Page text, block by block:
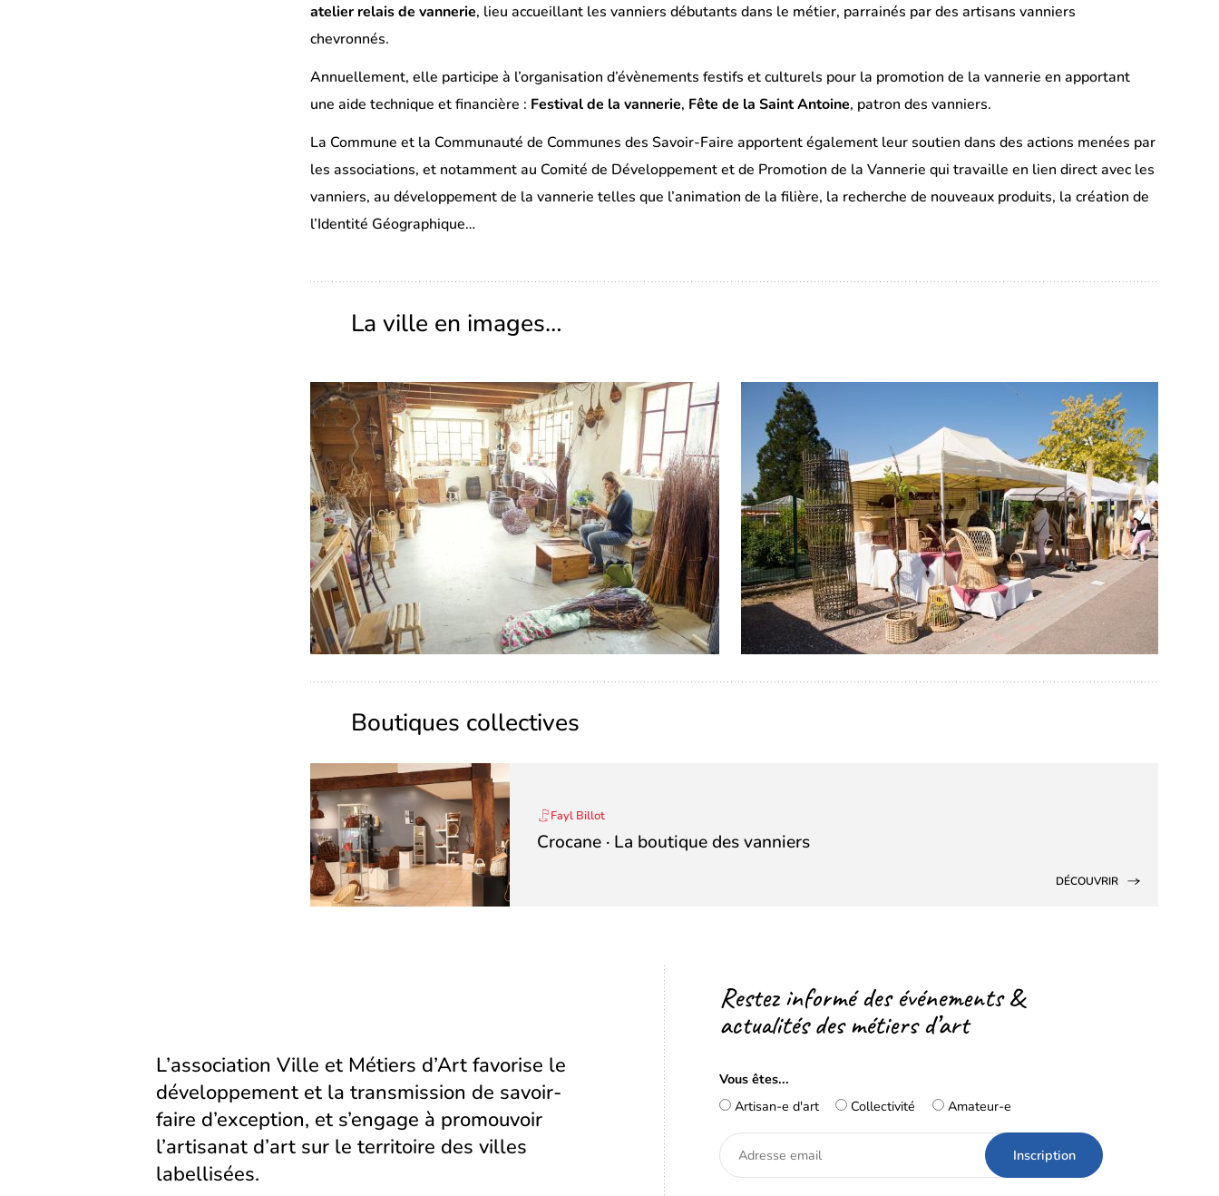
atelier relais de vannerie, lieu accueillant les vanniers débutants dans le métier, parrainés par des artisans vanniers
chevronnés.
Annuellement, elle participe à l’organisation d’évènements festifs et culturels pour la promotion de la vannerie en apportant
une aide technique et financière : Festival de la vannerie, Fête de la Saint Antoine, patron des vanniers.
La Commune et la Communauté de Communes des Savoir-Faire apportent également leur soutien dans des actions menées par
les associations, et notamment au Comité de Développement et de Promotion de la Vannerie qui travaille en lien direct avec les
vanniers, au développement de la vannerie telles que l’animation de la filière, la recherche de nouveaux produits, la création de
l’Identité Géographique…
La ville en images…
Boutiques collectives
Fayl Billot
Crocane · La boutique des vanniers
DÉCOUVRIR
L’association Ville et Métiers d’Art favorise le
développement et la transmission de savoir-
faire d’exception, et s’engage à promouvoir
l’artisanat d’art sur le territoire des villes
labellisées.
Restez informé des événements &
actualités des métiers d’art
Vous êtes...
Artisan-e d'art
Collectivité Amateur-e
Adresse
email